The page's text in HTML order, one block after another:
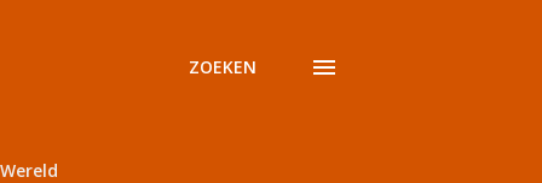
ZOEKEN